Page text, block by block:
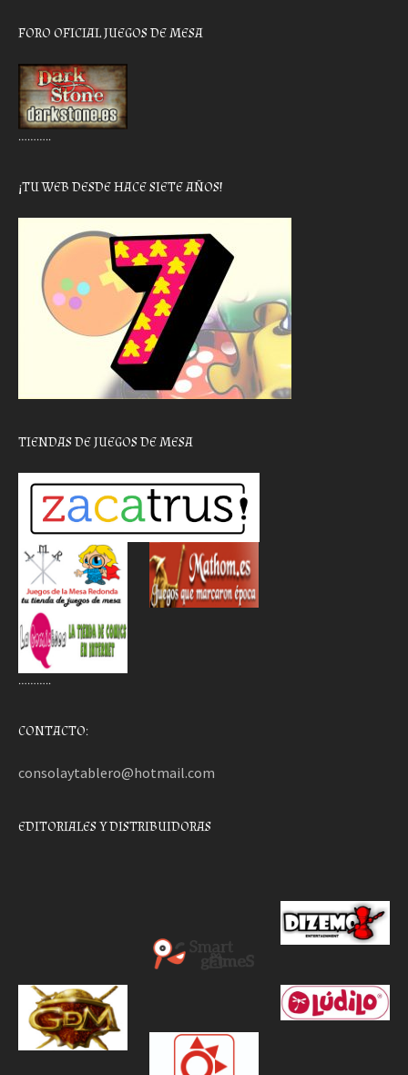
FORO OFICIAL JUEGOS DE MESA
………..
¡TU WEB DESDE HACE SIETE AÑOS!
TIENDAS DE JUEGOS DE MESA
………..
CONTACTO:
consolaytablero@hotmail.com
EDITORIALES Y DISTRIBUIDORAS